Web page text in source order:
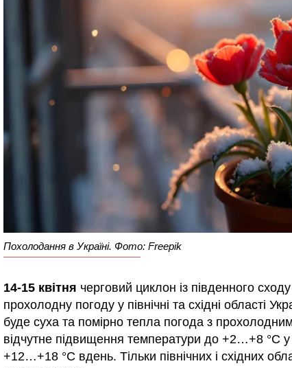
Похолодання в Україні. Фото: Freepik
14-15 квітня черговий циклон із південного
прохолодну погоду у північні та східні області
буде суха та помірно тепла погода з
відчутне підвищення температури до +2…+8 °С у
+12…+18 °С вдень. Тільки північних і східних